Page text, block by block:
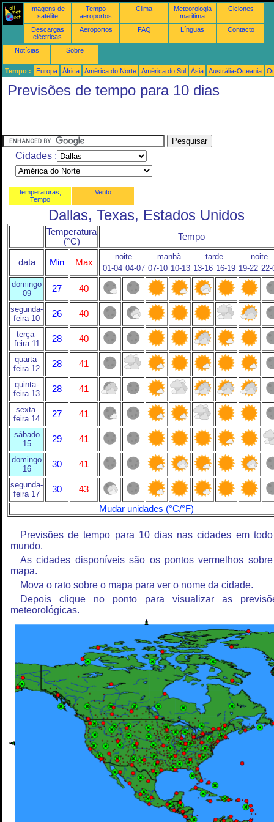
Imagens de
satélite
Tempo
aeroportos
Clima
Meteorologia
maritima
Ciclones
Descargas
eléctricas
Aeroportos FAQ Línguas Contacto
Notícias Sobre
Tempo : Europa África América do Norte América do Sul Ásia Austrália-Oceania
Previsões de tempo para 10 dias
Cidades :
temperaturas,
Tempo
Vento
Dallas, Texas, Estados Unidos
Temperatura
(°C)
Tempo
data Min Max
noite manhã tarde
noite
01-04 04-07 07-10 10-13 13-16 16-19 19-22 22-
domingo
09
27 40
segunda-
feira 10
26 40
terça-
feira 11
28 40
quarta-
feira 12
28 41
quinta-
feira 13
28 41
sexta-
feira 14
27 41
sábado
15
29 41
domingo
16
30 41
segunda-
feira 17
30
43
Mudar unidades (°C/°F)
Previsões de tempo para 10 dias nas cidades em
mundo.
As cidades disponíveis são os pontos vermelhos
mapa.
Mova o rato sobre o mapa para ver o nome da cidade.
Depois clique no ponto para visualizar as
meteorológicas.